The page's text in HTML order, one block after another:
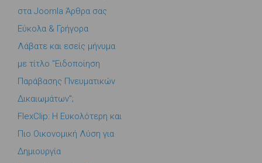
στα Joomla Άρθρα σας
Εύκολα & Γρήγορα
Λάβατε και εσείς μήνυμα
με τίτλο "Ειδοποίηση
Παράβασης Πνευματικών
Δικαιωμάτων";
FlexClip: Η Ευκολότερη και
Πιο Οικονομική Λύση για
Δημιουργία